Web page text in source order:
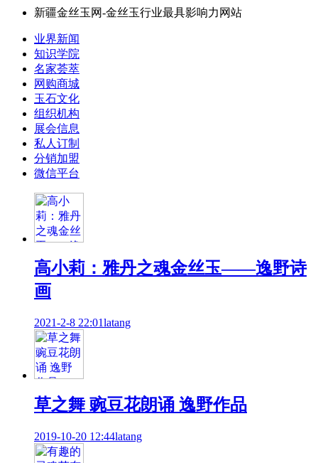
新疆金丝玉网-金丝玉行业最具影响力网站
业界新闻
知识学院
名家荟萃
网购商城
玉石文化
组织机构
展会信息
私人订制
分销加盟
微信平台
高小莉：雅丹之魂金丝玉——逸野诗
画
2021-2-8 22:01latang
草之舞 豌豆花朗诵 逸野作品
2019-10-20 12:44latang